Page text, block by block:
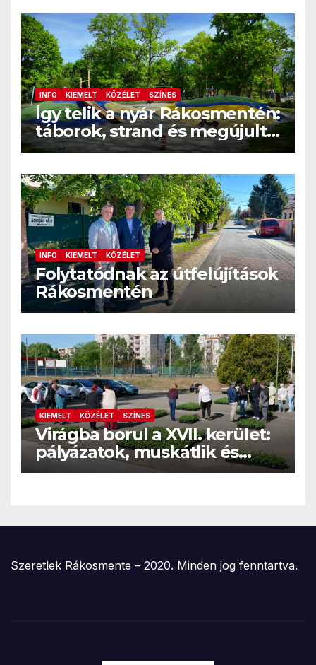
INFO KIEMELT KÖZÉLET SZÍNES
Így telik a nyár Rákosmentén:
táborok, strand és megújult
közösségi terek
INFO KIEMELT KÖZÉLET
Folytatódnak az útfelújítások
Rákosmentén
KIEMELT KÖZÉLET SZÍNES
Virágba borul a XVII. kerület:
pályázatok, muskátlik és
közösségi kertek
Szeretlek Rákosmente – 2020. Minden jog fenntartva.